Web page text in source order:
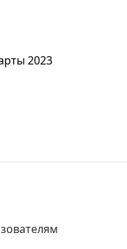
2023